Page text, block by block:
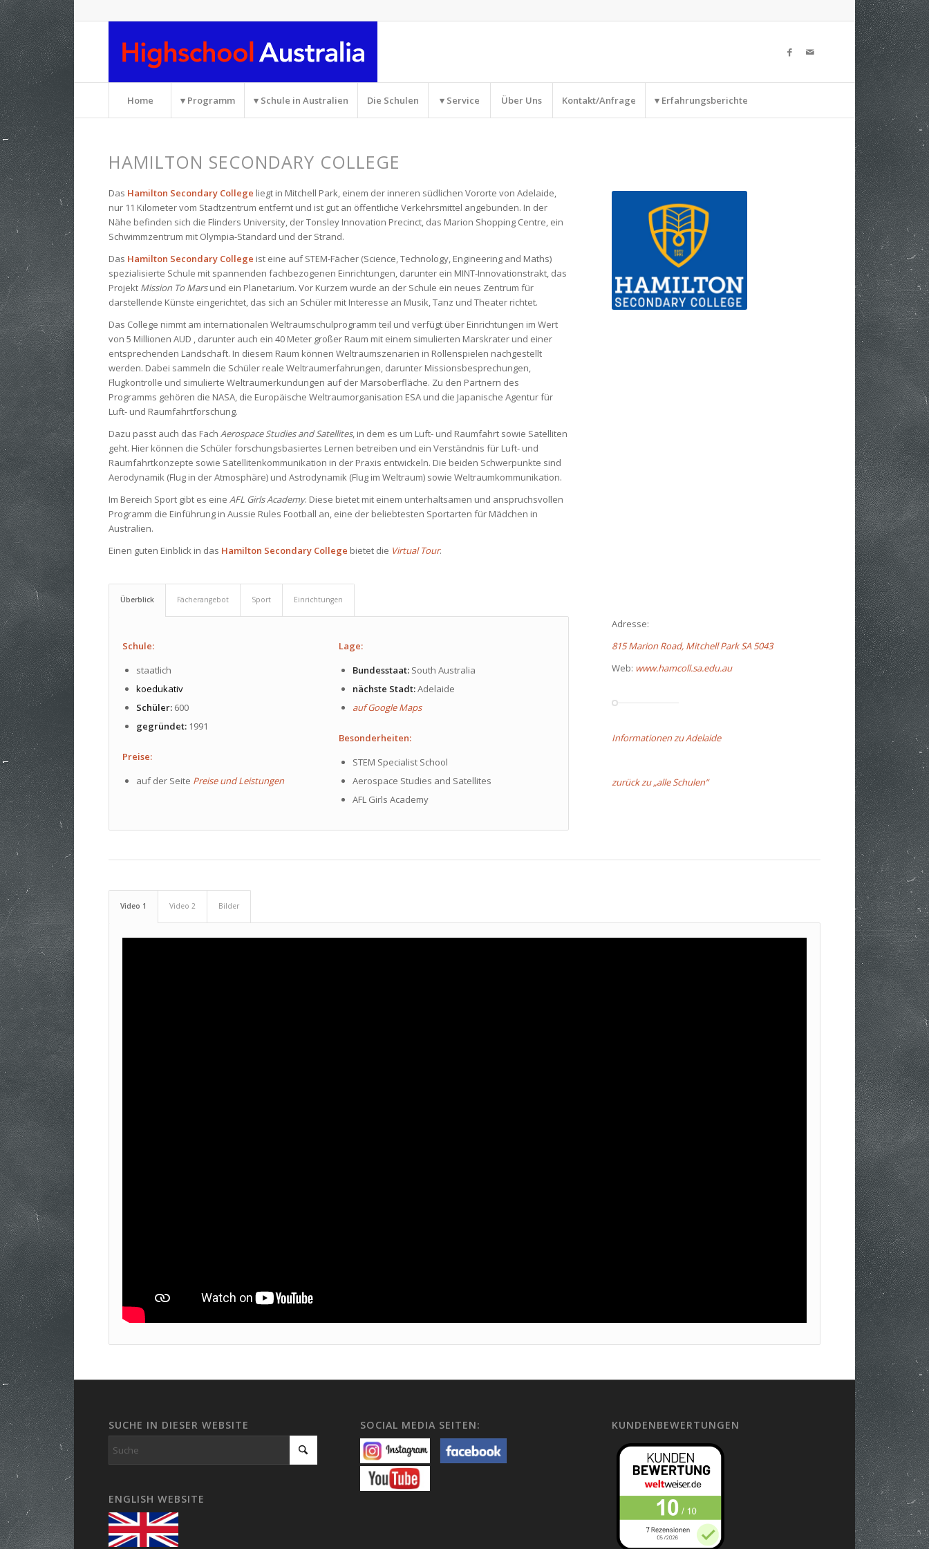
Home ▾ Programm ▾ Schule in Australien Die Schulen ▾ Service Über Uns Kontakt/Anfrage ▾ Erfahrungsberichte
HAMILTON SECONDARY COLLEGE
Das Hamilton Secondary College liegt in Mitchell Park, einem der inneren südlichen Vororte von Adelaide,
nur 11 Kilometer vom Stadtzentrum entfernt und ist gut an öffentliche Verkehrsmittel angebunden. In der
Nähe befinden sich die Flinders University, der Tonsley Innovation Precinct, das Marion Shopping Centre, ein
Schwimmzentrum mit Olympia-Standard und der Strand.
Das Hamilton Secondary College ist eine auf STEM-Fächer (Science, Technology, Engineering and Maths)
spezialisierte Schule mit spannenden fachbezogenen Einrichtungen, darunter ein MINT-Innovationstrakt, das
Projekt Mission To Marsund ein Planetarium. Vor Kurzem wurde an der Schule ein neues Zentrum für
darstellende Künste eingerichtet, das sich an Schüler mit Interesse an Musik, Tanz und Theater richtet.
Das College nimmt am internationalen Weltraumschulprogramm teil und verfügt über Einrichtungen im Wert
von 5 Millionen AUD , darunter auch ein 40 Meter großer Raum mit einem simulierten Marskrater und einer
entsprechenden Landschaft. In diesem Raum können Weltraumszenarien in Rollenspielen nachgestellt
werden. Dabei sammeln die Schüler reale Weltraumerfahrungen, darunter Missionsbesprechungen,
Flugkontrolle und simulierte Weltraumerkundungen auf der Marsoberfläche. Zu den Partnern des
Programms gehören die NASA, die Europäische Weltraumorganisation ESA und die Japanische Agentur für
Luft- und Raumfahrtforschung.
Dazu passt auch das Fach Aerospace Studies and Satellites, in dem es um Luft- und Raumfahrt sowie Satelliten
geht. Hier können die Schüler forschungsbasiertes Lernen betreiben und ein Verständnis für Luft- und
Raumfahrtkonzepte sowie Satellitenkommunikation in der Praxis entwickeln. Die beiden Schwerpunkte sind
Aerodynamik (Flug in der Atmosphäre) und Astrodynamik (Flug im Weltraum) sowie Weltraumkommunikation.
Im Bereich Sport gibt es eine AFL Girls Academy. Diese bietet mit einem unterhaltsamen und anspruchsvollen
Programm die Einführung in Aussie Rules Football an, eine der beliebtesten Sportarten für Mädchen in
Australien.
Einen guten Einblick in das Hamilton Secondary College bietet die Virtual Tour.
Überblick Fächerangebot Sport Einrichtungen
Schule:
staatlich
koedukativ
Schüler: 600
gegründet: 1991
Preise:
auf der Seite Preise und Leistungen
Lage:
Bundesstaat: South Australia
nächste Stadt:Adelaide
auf Google Maps
Besonderheiten:
STEM Specialist School
Aerospace Studies and Satellites
AFL Girls Academy
Adresse:
815 Marion Road, Mitchell Park SA 5043
Web: www.hamcoll.sa.edu.au
Informationen zu Adelaide
zurück zu „alle Schulen“
Video 1 Video 2 Bilder
SUCHE IN DIESER WEBSITE
ENGLISH WEBSITE
SOCIAL MEDIA SEITEN: KUNDENBEWERTUNGEN